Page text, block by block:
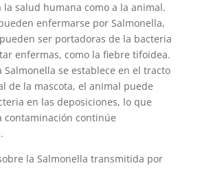
salud humana como a la animal.
enfermarse por Salmonella,
ser portadoras de la bacteria
enfermas, como la fiebre tifoidea.
Salmonella se establece en el tracto
de la mascota, el animal puede
en las deposiciones, lo que
contaminación continúe
la Salmonella transmitida por